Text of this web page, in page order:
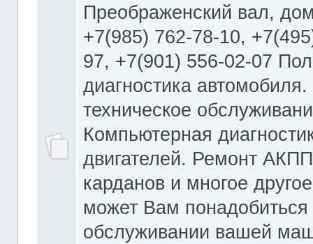
Преображенский вал,
+7(985) 762-78-10,
97, +7(901) 556-02-07
диагностика
техническое
Компьютерная
двигателей. Ремонт
карданов и многое
может Вам понадобиться
обслуживании вашей